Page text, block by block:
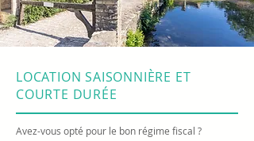
LOCATION SAISONNIÈRE ET
COURTE DURÉE
Avez-vous opté pour le bon régime fiscal ?